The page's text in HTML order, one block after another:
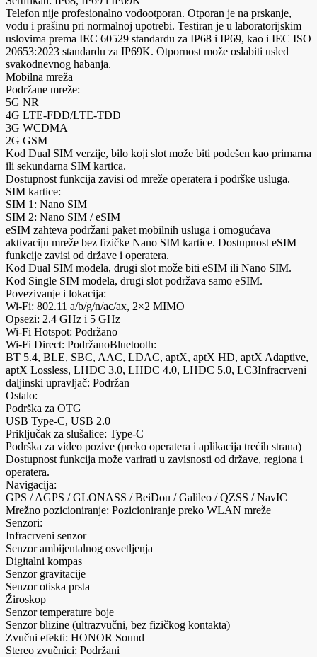
Telefon nije profesionalno vodootporan. Otporan je na prskanje,
vodu i prašinu pri normalnoj upotrebi. Testiran je u laboratorijskim
uslovima prema IEC 60529 standardu za IP68 i IP69, kao i IEC ISO
20653:2023 standardu za IP69K. Otpornost može oslabiti usled
svakodnevnog habanja.
Mobilna mreža
Podržane mreže:
5G NR
4G LTE-FDD/LTE-TDD
3G WCDMA
2G GSM
Kod Dual SIM verzije, bilo koji slot može biti podešen kao primarna
ili sekundarna SIM kartica.
Dostupnost funkcija zavisi od mreže operatera i podrške usluga.
SIM kartice:
SIM 1: Nano SIM
SIM 2: Nano SIM / eSIM
eSIM zahteva podržani paket mobilnih usluga i omogućava
aktivaciju mreže bez fizičke Nano SIM kartice. Dostupnost eSIM
funkcije zavisi od države i operatera.
Kod Dual SIM modela, drugi slot može biti eSIM ili Nano SIM.
Kod Single SIM modela, drugi slot podržava samo eSIM.
Povezivanje i lokacija:
Wi-Fi: 802.11 a/b/g/n/ac/ax, 2×2 MIMO
Opsezi: 2.4 GHz i 5 GHz
Wi-Fi Hotspot: Podržano
Wi-Fi Direct: PodržanoBluetooth:
BT 5.4, BLE, SBC, AAC, LDAC, aptX, aptX HD, aptX Adaptive,
aptX Lossless, LHDC 3.0, LHDC 4.0, LHDC 5.0, LC3Infracrveni
daljinski upravljač: Podržan
Ostalo:
Podrška za OTG
USB Type-C, USB 2.0
Priključak za slušalice: Type-C
Podrška za video pozive (preko operatera i aplikacija trećih strana)
Dostupnost funkcija može varirati u zavisnosti od države, regiona i
operatera.
Navigacija:
GPS / AGPS / GLONASS / BeiDou / Galileo / QZSS / NavIC
Mrežno pozicioniranje: Pozicioniranje preko WLAN mreže
Senzori:
Infracrveni senzor
Senzor ambijentalnog osvetljenja
Digitalni kompas
Senzor gravitacije
Senzor otiska prsta
Žiroskop
Senzor temperature boje
Senzor blizine (ultrazvučni, bez fizičkog kontakta)
Zvučni efekti: HONOR Sound
Stereo zvučnici: Podržani